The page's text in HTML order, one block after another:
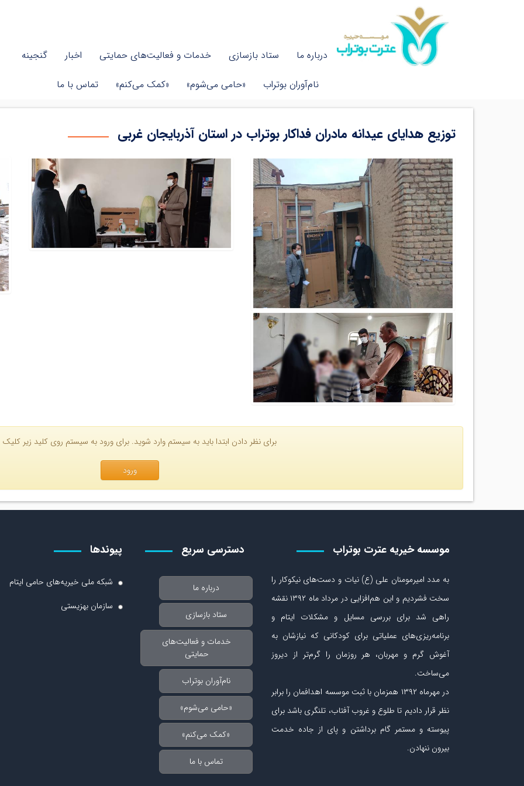
درباره ما ستاد بازسازی خدمات و فعالیت‌های حمایتی اخبار
گنجینه
نام‌آوران بوتراب
«حامی می‌شوم» «کمک می‌کنم» تماس با ما
توزیع هدایای عیدانه مادران فداکار بوتراب در استان آذربایجان غربی
برای نظر دادن ابتدا باید به سیستم وارد شوید. برای ورود به سیستم روی کلید زیر
ورود
موسسه خیریه عترت بوتراب
به مدد امیرمومنان علی (ع) نیات و دست‏‌های نیکوکار را
سخت فشردیم و این هم‌افزایی در مرداد ماه ۱۳۹۲ نقشه
راهی شد برای بررسی مسایل و مشکلات ایتام و
برنامه‌ریزی‏‌های عملیاتی برای کودکانی که نیازشان به
آغوش گرم و مهربان، هر روزمان را گرم‌تر از دیروز
می‏‌ساخت.
در مهرماه ۱۳۹۲ همزمان با ثبت موسسه اهدافمان را برابر
نظر قرار دادیم تا طلوع و غروب آفتاب، تلنگری باشد برای
پیوسته و مستمر گام برداشتن و پای از جاده‏ خدمت
بیرون ننهادن.
دسترسی سریع
درباره ما
ستاد بازسازی
خدمات و فعالیت‌های
حمایتی
نام‌آوران بوتراب
«حامی می‌شوم»
«کمک می‌کنم»
تماس با ما
پیوندها
شبکه ملی خیریه‌های حامی ایتام
سازمان بهزیستی